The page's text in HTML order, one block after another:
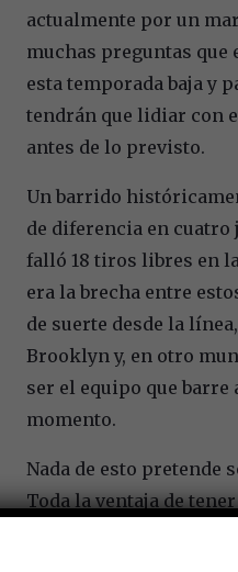
actualmente por un
muchas preguntas que
esta temporada baja y
tendrán que lidiar con
antes de lo previsto.
Un barrido
de diferencia en cuatro
falló 18 tiros libres en
era la brecha entre
de suerte desde la
Brooklyn y, en otro
ser el equipo que barre
momento.
Nada de esto pretende
Toda la ventaja de